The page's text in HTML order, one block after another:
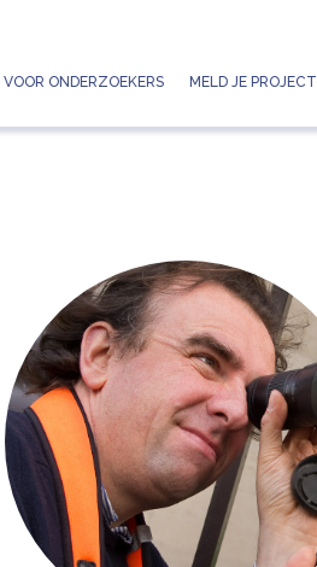
VOOR ONDERZOEKERS MELD JE PROJECT